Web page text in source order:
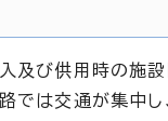
及び供用時の施設
では交通が集中し